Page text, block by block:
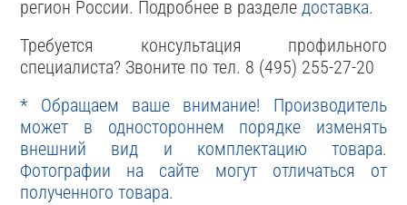
регион России. Подробнее в разделедоставка.
Требуется консультация профильного
специалиста? Звоните по тел. 8 (495) 255-27-20
* Обращаем ваше внимание! Производитель
может в одностороннем порядке изменять
внешний вид и комплектацию товара.
Фотографии на сайте могут отличаться от
полученного товара.